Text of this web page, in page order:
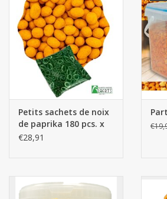
Petits sachets de noix
de paprika 180 pcs. x
15g
€28,91